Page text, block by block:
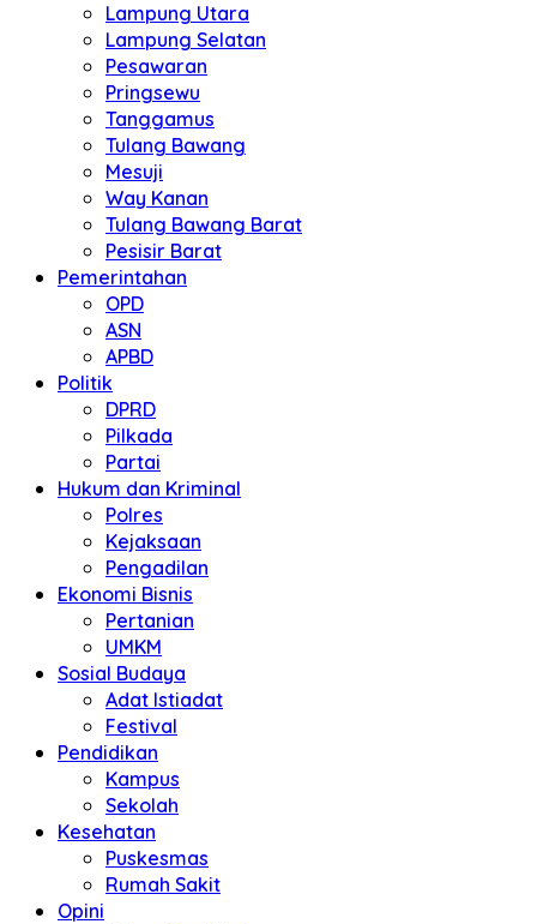
Lampung Utara
Lampung Selatan
Pesawaran
Pringsewu
Tanggamus
Tulang Bawang
Mesuji
Way Kanan
Tulang Bawang Barat
Pesisir Barat
Pemerintahan
OPD
ASN
APBD
Politik
DPRD
Pilkada
Partai
Hukum dan Kriminal
Polres
Kejaksaan
Pengadilan
Ekonomi Bisnis
Pertanian
UMKM
Sosial Budaya
Adat Istiadat
Festival
Pendidikan
Kampus
Sekolah
Kesehatan
Puskesmas
Rumah Sakit
Opini